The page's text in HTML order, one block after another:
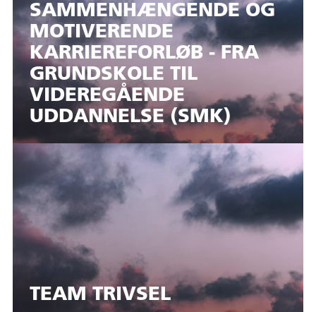
SAMMENHÆNGENDE OG
MOTIVERENDE
KARRIEREFORLØB - FRA
GRUNDSKOLE TIL
VIDEREGÅENDE
UDDANNELSE (SMK)
TEAM TRIVSEL